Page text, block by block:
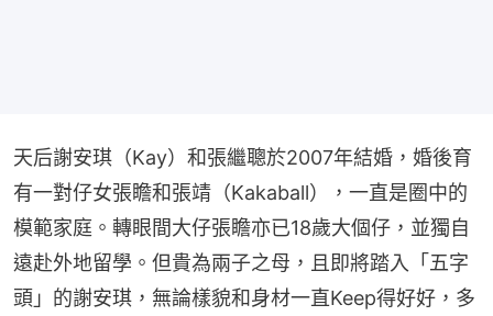
天后謝安琪（Kay）和張繼聰於2007年結婚，婚後育
有一對仔女張瞻和張靖（Kakaball），一直是圈中的
模範家庭。轉眼間大仔張瞻亦已18歲大個仔，並獨自
遠赴外地留學。但貴為兩子之母，且即將踏入「五字
頭」的謝安琪，無論樣貌和身材一直Keep得好好，多